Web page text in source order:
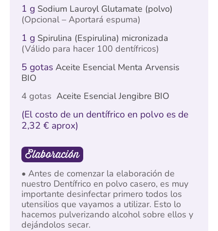
1 g Sodium Lauroyl Glutamate (polvo)
(Opcional – Aportará espuma)
1 g Spirulina (Espirulina) micronizada
(Válido para hacer 100 dentífricos)
5 gotas Aceite Esencial Menta Arvensis
BIO
4 gotas Aceite Esencial Jengibre BIO
(El costo de un dentífrico en polvo es de
2,32 € aprox)
Elaboración
• Antes de comenzar la elaboración de
nuestro Dentífrico en polvo casero, es muy
importante desinfectar primero todos los
utensilios que vayamos a utilizar. Esto lo
hacemos pulverizando alcohol sobre ellos y
dejándolos secar.